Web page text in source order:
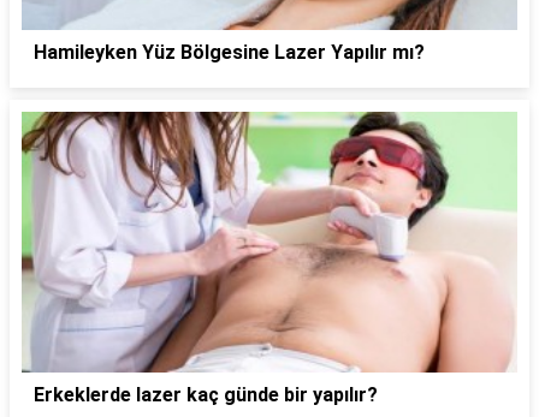
Hamileyken Yüz Bölgesine Lazer Yapılır mı?
Erkeklerde lazer kaç günde bir yapılır?